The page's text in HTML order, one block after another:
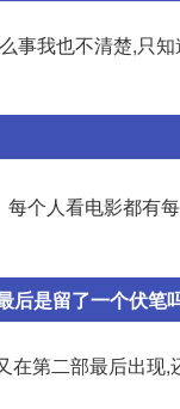
事我也不清楚,只
个人看电影都有
后是留了一个伏笔
在第二部最后出